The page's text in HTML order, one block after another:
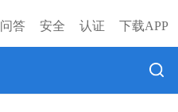
问答 安全 认证 下载APP